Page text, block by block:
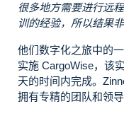
很多地方需要进行远
训的经验，所以结果
他们数字化之旅中的
实施 CargoWise，该
天的时间内完成。
拥有专精的团队和领